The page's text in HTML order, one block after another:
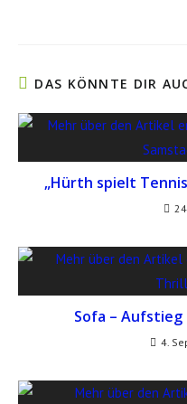
DAS KÖNNTE DIR
„Hürth spielt
Sofa – Aufstieg
4.